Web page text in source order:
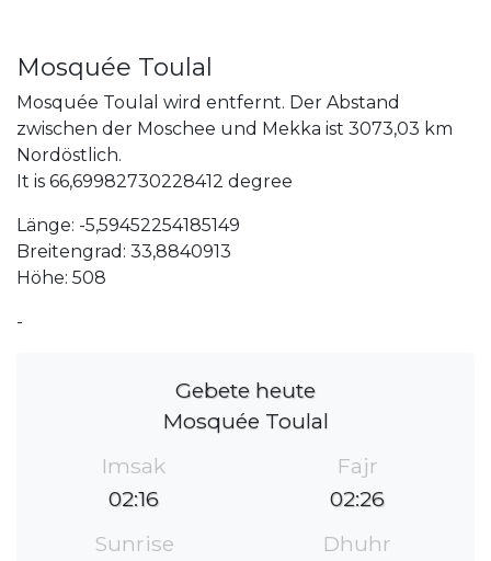
Mosquée Toulal
Mosquée Toulal wird entfernt. Der Abstand
zwischen der Moschee und Mekka ist 3073,03 km
Nordöstlich.
It is 66,69982730228412 degree
Länge: -5,59452254185149
Breitengrad: 33,8840913
Höhe: 508
-
Gebete heute
Mosquée Toulal
Imsak
02:16
Fajr
02:26
Sunrise
Dhuhr